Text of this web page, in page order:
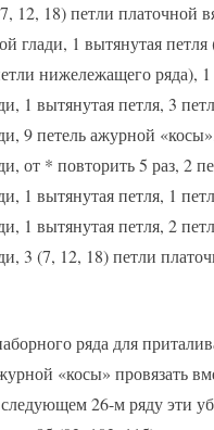
12, 18) петли платочной
глади, 1 вытянутая петля
нижележащего ряда), 1
1 вытянутая петля, 3
9 петель ажурной
от * повторить 5 раз, 2
1 вытянутая петля, 1
1 вытянутая петля, 2
3 (7, 12, 18) петли
ряда для
«косы» провязать
26-м ряду эти